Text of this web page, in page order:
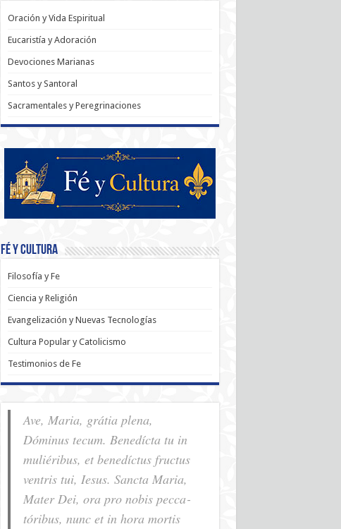
Oración y Vida Espiritual
Eucaristía y Adoración
Devociones Marianas
Santos y Santoral
Sacramentales y Peregrinaciones
Fé y Cultura
Filosofía y Fe
Ciencia y Religión
Evangelización y Nuevas Tecnologías
Cultura Popular y Catolicismo
Testimonios de Fe
Ave, Maria, grátia plena,
Dóminus tecum. Benedícta tu in
muliéribus, et benedíctus fructus
ventris tui, Iesus. Sancta Maria,
Mater Dei, ora pro nobis pec­ca­
tóribus, nunc et in hora mortis